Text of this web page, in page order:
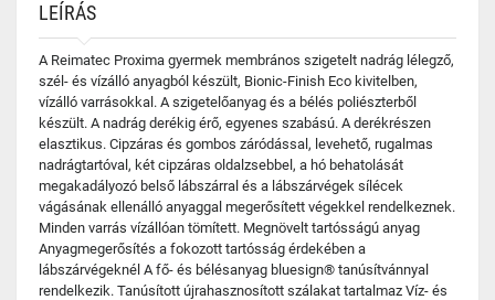
LEÍRÁS
A Reimatec Proxima gyermek membrános szigetelt nadrág lélegző,
szél- és vízálló anyagból készült, Bionic-Finish Eco kivitelben,
vízálló varrásokkal. A szigetelőanyag és a bélés poliészterből
készült. A nadrág derékig érő, egyenes szabású. A derékrészen
elasztikus. Cipzáras és gombos záródással, levehető, rugalmas
nadrágtartóval, két cipzáras oldalzsebbel, a hó behatolását
megakadályozó belső lábszárral és a lábszárvégek sílécek
vágásának ellenálló anyaggal megerősített végekkel rendelkeznek.
Minden varrás vízállóan tömített. Megnövelt tartósságú anyag
Anyagmegerősítés a fokozott tartósság érdekében a
lábszárvégeknél A fő- és bélésanyag bluesign® tanúsítvánnyal
rendelkezik. Tanúsított újrahasznosított szálakat tartalmaz Víz- és